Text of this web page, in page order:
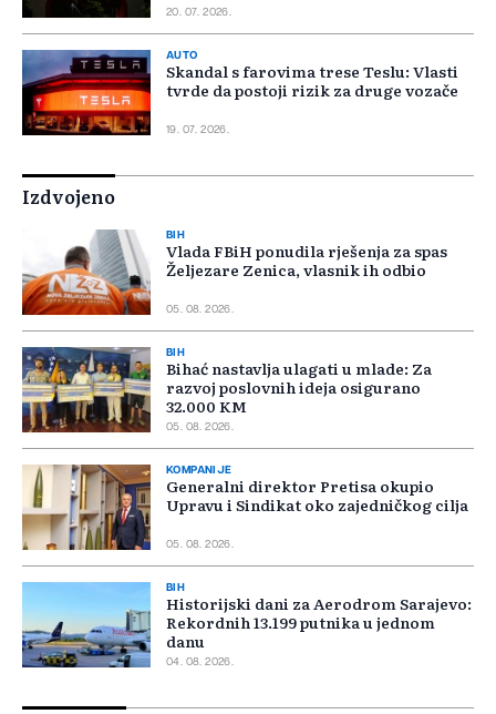
20. 07. 2026.
AUTO
Skandal s farovima trese Teslu: Vlasti
tvrde da postoji rizik za druge vozače
19. 07. 2026.
Izdvojeno
BIH
Vlada FBiH ponudila rješenja za spas
Željezare Zenica, vlasnik ih odbio
05. 08. 2026.
BIH
Bihać nastavlja ulagati u mlade: Za
razvoj poslovnih ideja osigurano
32.000 KM
05. 08. 2026.
KOMPANIJE
Generalni direktor Pretisa okupio
Upravu i Sindikat oko zajedničkog cilja
05. 08. 2026.
BIH
Historijski dani za Aerodrom Sarajevo:
Rekordnih 13.199 putnika u jednom
danu
04. 08. 2026.